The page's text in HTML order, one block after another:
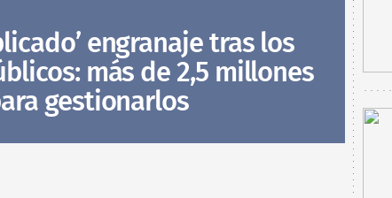
engranaje tras los
más de 2,5 millones
gestionarlos